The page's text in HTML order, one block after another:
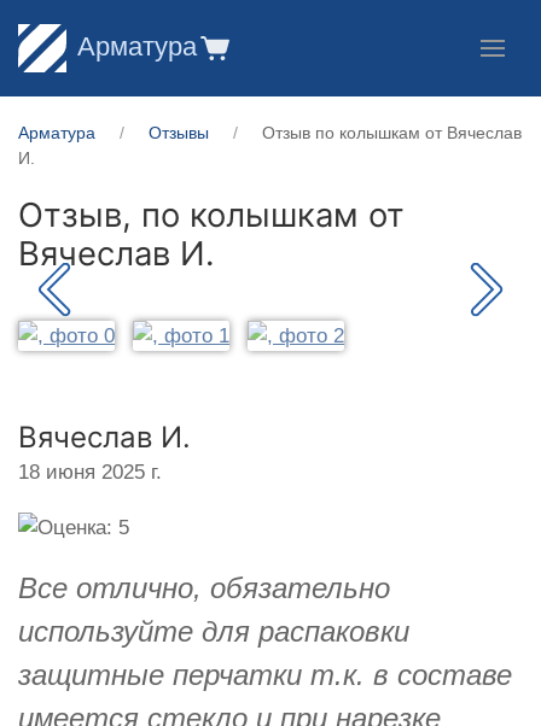
Арматура
Арматура Отзывы
Отзыв по колышкам от Вячеслав
И.
Отзыв, по колышкам от
Вячеслав И.
Вячеслав И.
18 июня 2025 г.
Все отлично, обязательно
используйте для распаковки
защитные перчатки т.к. в составе
имеется стекло и при нарезке